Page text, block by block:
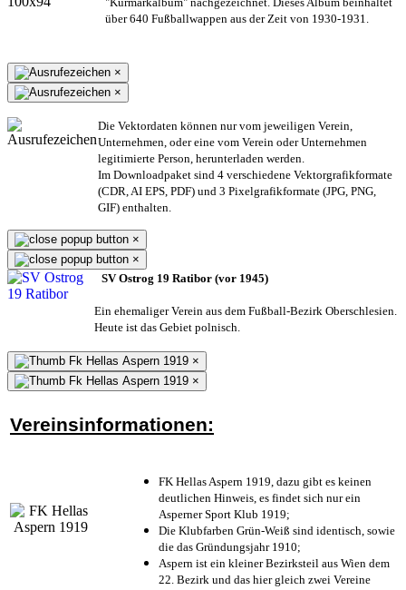
über 640 Fußballwappen aus der Zeit von 1930-1931.
×
×
Die Vektordaten können nur vom jeweiligen Verein,
Unternehmen, oder eine vom Verein oder Unternehmen
legitimierte Person, herunterladen werden.
Im Downloadpaket sind 4 verschiedene Vektorgrafikformate
(CDR, AI EPS, PDF) und 3 Pixelgrafikformate (JPG, PNG,
GIF) enthalten.
×
×
SV Ostrog 19 Ratibor (vor 1945)
Ein ehemaliger Verein aus dem Fußball-Bezirk Oberschlesien.
Heute ist das Gebiet polnisch.
×
×
Vereinsinformationen:
FK Hellas Aspern 1919, dazu gibt es keinen
deutlichen Hinweis, es findet sich nur ein
Asperner Sport Klub 1919;
Die Klubfarben Grün-Weiß sind identisch, sowie
die das Gründungsjahr 1910;
Aspern ist ein kleiner Bezirksteil aus Wien dem
22. Bezirk und das hier gleich zwei Vereine